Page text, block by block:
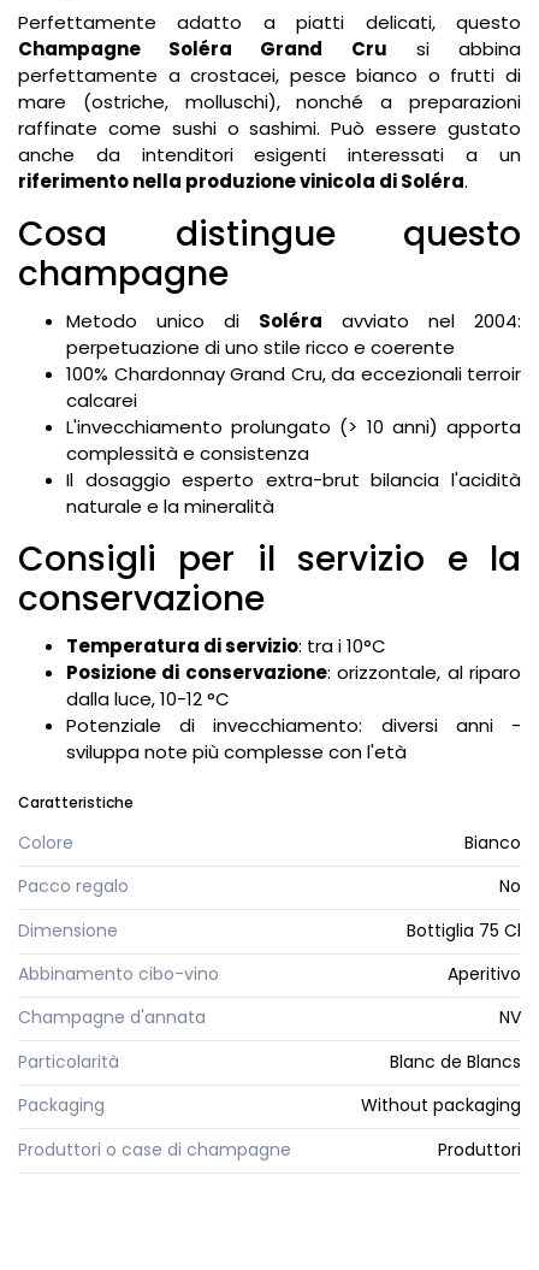
Perfettamente adatto a piatti delicati, questo
Champagne Soléra Grand Cru si abbina
perfettamente a crostacei, pesce bianco o frutti di
mare (ostriche, molluschi), nonché a preparazioni
raffinate come sushi o sashimi. Può essere gustato
anche da intenditori esigenti interessati a un
riferimento nella produzione vinicola di Soléra.
Cosa distingue questo
champagne
Metodo unico di Soléra avviato nel 2004:
perpetuazione di uno stile ricco e coerente
100% Chardonnay Grand Cru, da eccezionali terroir
calcarei
L'invecchiamento prolungato (> 10 anni) apporta
complessità e consistenza
Il dosaggio esperto extra-brut bilancia l'acidità
naturale e la mineralità
Consigli per il servizio e la
conservazione
Temperatura di servizio: tra i 10°C
Posizione di conservazione: orizzontale, al riparo
dalla luce, 10-12 °C
Potenziale di invecchiamento: diversi anni -
sviluppa note più complesse con l'età
Caratteristiche
Colore
Bianco
Pacco regalo
No
Dimensione
Bottiglia 75 Cl
Abbinamento cibo-vino
Aperitivo
Champagne d'annata
NV
Particolarità
Blanc de Blancs
Packaging
Without packaging
Produttori o case di champagne
Produttori